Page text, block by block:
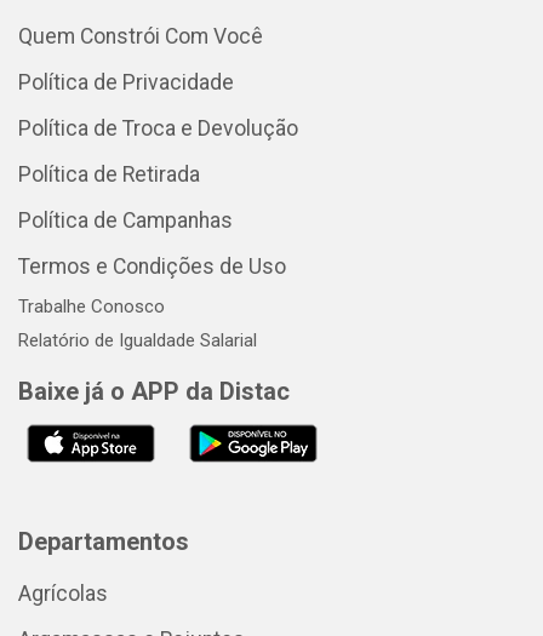
Quem Constrói Com Você
Política de Privacidade
Política de Troca e Devolução
Política de Retirada
Política de Campanhas
Termos e Condições de Uso
Trabalhe Conosco
Relatório de Igualdade Salarial
Baixe já o APP da Distac
Departamentos
Agrícolas